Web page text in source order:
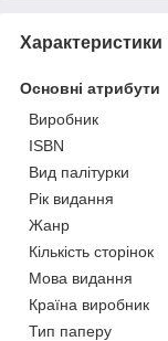
Характеристики
Основні атрибути
Виробник
ISBN
Вид палітурки
Рік видання
Жанр
Кількість сторінок
Мова видання
Країна виробник
Тип паперу